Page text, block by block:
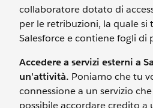
collaboratore dotato di
per le retribuzioni, la quale si
Salesforce e contiene fogli di
Accedere a servizi esterni a
un'attività. Poniamo che tu
connessione a un servizio
possibile accordare credito a